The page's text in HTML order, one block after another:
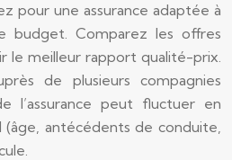
pour une assurance adaptée à
budget. Comparez les offres
le meilleur rapport qualité-prix.
de plusieurs compagnies
l’assurance peut fluctuer en
antécédents de conduite,